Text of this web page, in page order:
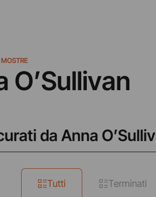
O’Sullivan
da Anna
Tutti Terminati